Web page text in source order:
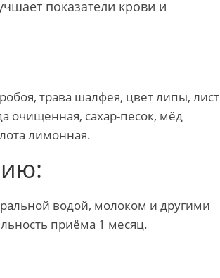
показатели крови и
трава шалфея, цвет липы, лист
очищенная, сахар-песок, мёд
лимонная.
водой, молоком и другими
приёма 1 месяц.